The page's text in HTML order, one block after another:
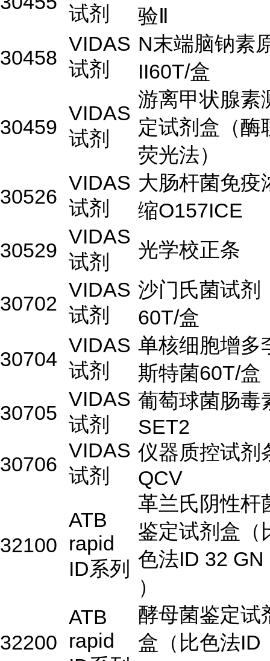
试剂
验Ⅱ
30458
VIDAS
试剂
N末端脑钠素
II60T/盒
30459
VIDAS
试剂
游离甲状腺素
定试剂盒（酶
荧光法）
30526
VIDAS
试剂
大肠杆菌免疫
缩O157ICE
30529
VIDAS
试剂
光学校正条
30702
VIDAS
试剂
沙门氏菌试剂
60T/盒
30704
VIDAS
试剂
单核细胞增多
斯特菌60T/盒
30705
VIDAS
试剂
葡萄球菌肠毒
SET2
30706
VIDAS
试剂
仪器质控试剂
QCV
32100
ATB
rapid
ID系列
革兰氏阴性杆
鉴定试剂盒（
色法ID 32 GN
）
32200
ATB
rapid
酵母菌鉴定试
盒（比色法ID